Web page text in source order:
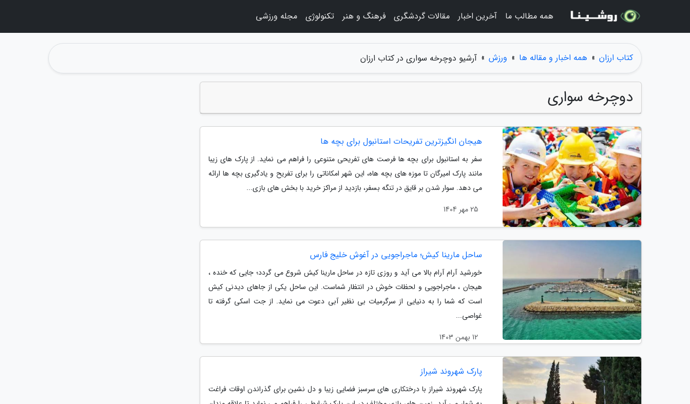
کتاب ارزان » همه اخبار و مقاله ها » ورزش » آرشیو دوچرخه سواری در کتاب ارزان
دوچرخه سواری
هیجان انگیزترین تفریحات استانبول برای بچه ها
سفر به استانبول برای بچه ها فرصت های تفریحی متنوعی را فراهم می نماید. از پارک های زیبا
مانند پارک امیرگان تا موزه های بچه هاه، این شهر امکاناتی را برای تفریح و یادگیری بچه ها ارائه
می دهد. سوار شدن بر قایق در تنگه بسفر، بازدید از مراکز خرید با بخش های بازی...
25 مهر 1404
ساحل مارینا کیش؛ ماجراجویی در آغوش خلیج فارس
خورشید آرام آرام بالا می آید و روزی تازه در ساحل مارینا کیش شروع می گردد؛ جایی که خنده ،
هیجان ، ماجراجویی و لحظات خوش در انتظار شماست. این ساحل یکی از جاهای دیدنی کیش
است که شما را به دنیایی از سرگرمیات بی نظیر آبی دعوت می نماید. از جت اسکی گرفته تا
غواصی...
12 بهمن 1403
پارک شهروند شیراز
پارک شهروند شیراز با درختکاری های سرسبز فضایی زیبا و دل نشین برای گذراندن اوقات فراغت
همه مطالب ما آخرین اخبار مقالات گردشگری فرهنگ و هنر تکنولوژی مجله ورزشی